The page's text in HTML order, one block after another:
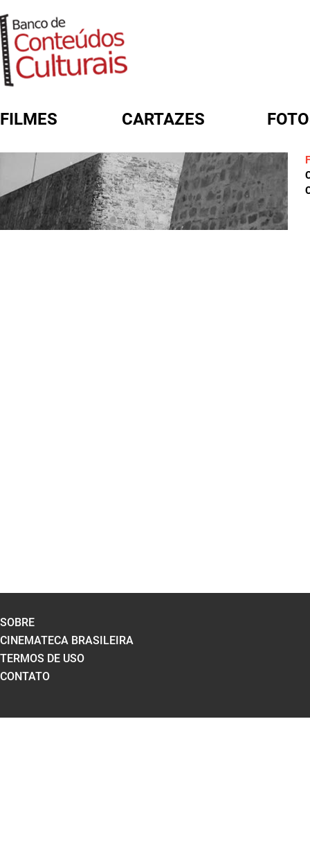
FILMES CARTAZES
FORMULÁRIO DE BUSCA
SOBRE
CINEMATECA BRASILEIRA
TERMOS DE USO
CONTATO